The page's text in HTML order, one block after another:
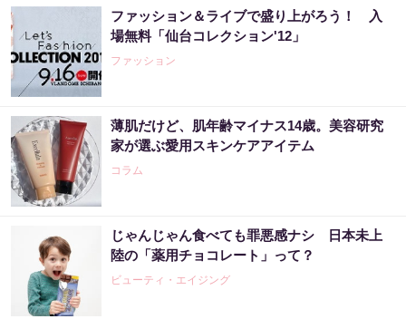
ファッション＆ライブで盛り上がろう！ 入
場無料「仙台コレクション'12」
ファッション
薄肌だけど、肌年齢マイナス14歳。美容研究
家が選ぶ愛用スキンケアアイテム
コラム
じゃんじゃん食べても罪悪感ナシ 日本未上
陸の「薬用チョコレート」って？
ビューティ・エイジング